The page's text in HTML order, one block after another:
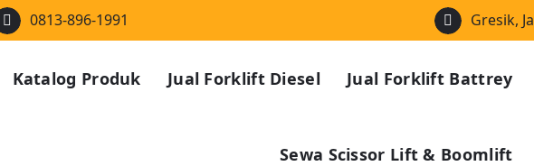
0813-896-1991 Gresik,
Katalog Produk Jual Forklift Diesel Jual Forklift Battrey
Sewa Scissor Lift & Boomlift